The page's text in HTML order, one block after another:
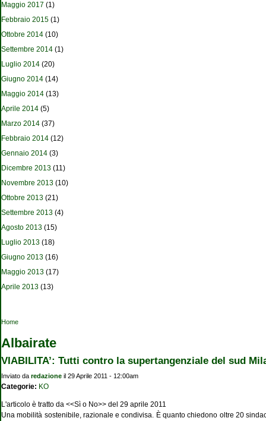
Maggio 2017 (1)
Febbraio 2015 (1)
Ottobre 2014 (10)
Settembre 2014 (1)
Luglio 2014 (20)
Giugno 2014 (14)
Maggio 2014 (13)
Aprile 2014 (5)
Marzo 2014 (37)
Febbraio 2014 (12)
Gennaio 2014 (3)
Dicembre 2013 (11)
Novembre 2013 (10)
Ottobre 2013 (21)
Settembre 2013 (4)
Agosto 2013 (15)
Luglio 2013 (18)
Giugno 2013 (16)
Maggio 2013 (17)
Aprile 2013 (13)
Tu sei qui
Home
Albairate
VIABILITA’: Tutti contro la supertangenziale del sud
Inviato da redazione il 29 Aprile 2011 - 12:00am
Categorie: KO
L'articolo è tratto da <<Sì o No>> del 29 aprile 2011
Una mobilità sostenibile, razionale e condivisa. È quanto chiedono oltre 20